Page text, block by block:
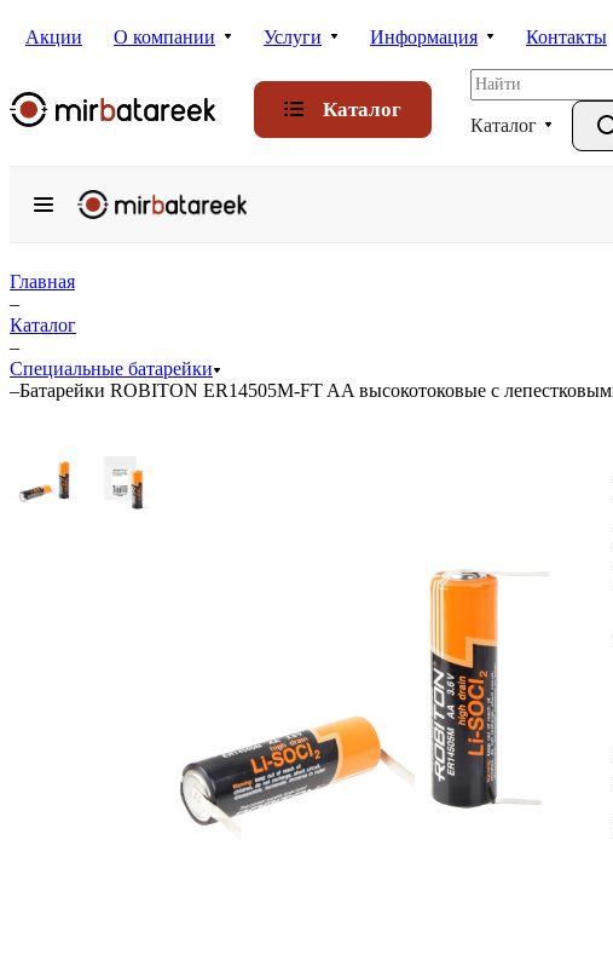
Акции О компании Услуги Информация Контакты
Каталог
Каталог
Главная
–
Каталог
–
Специальные батарейки
–Батарейки ROBITON ER14505M-FT AA высокотоковые с